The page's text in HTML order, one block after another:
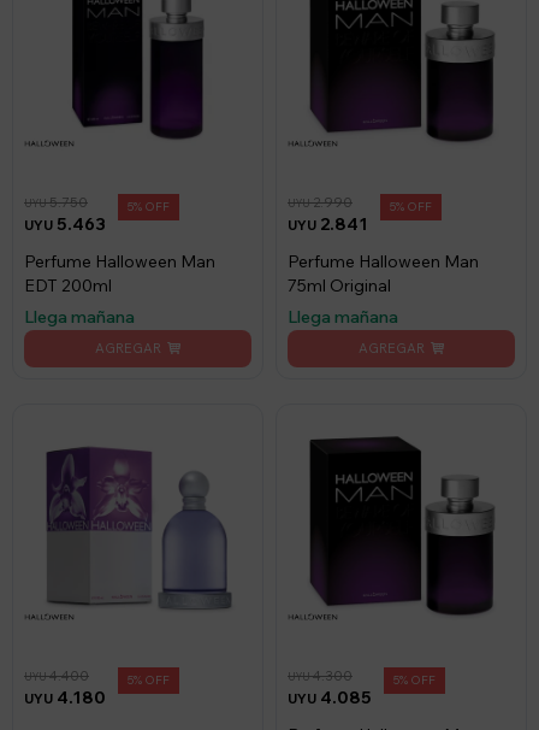
UYU 5.463
UYU5.750 5
Perfume Halloween Man
EDT 200ml
Llega mañana
UYU 2.841
UYU2.990 5
Perfume Halloween Man
75ml Original
Llega mañana
UYU 4.180
UYU4.400 5
UYU 4.085
UYU4.300 5